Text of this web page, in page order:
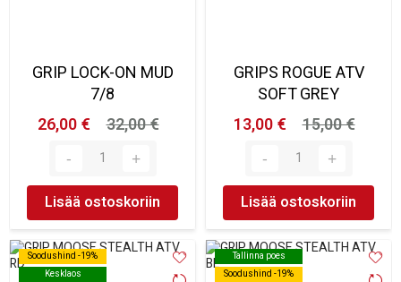
GRIP LOCK-ON MUD
7/8
26,00 €
32,00 €
Lisää ostoskoriin
GRIPS ROGUE ATV
SOFT GREY
13,00 €
15,00 €
Lisää ostoskoriin
Soodushind -19%
Kesklaos
Soodushind -19%
Kesklaos
Tallinna poes
Soodushind -19%
Tallinna poes
Soodushind -19%